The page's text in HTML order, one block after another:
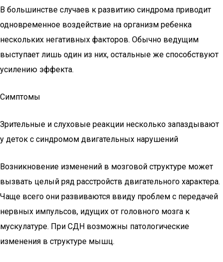
В большинстве случаев к развитию синдрома приводит
одновременное воздействие на организм ребенка
нескольких негативных факторов. Обычно ведущим
выступает лишь один из них, остальные же способствуют
усилению эффекта.
Симптомы
Зрительные и слуховые реакции несколько запаздывают
у деток с синдромом двигательных нарушений
Возникновение изменений в мозговой структуре может
вызвать целый ряд расстройств двигательного характера.
Чаще всего они развиваются ввиду проблем с передачей
нервных импульсов, идущих от головного мозга к
мускулатуре. При СДН возможны патологические
изменения в структуре мышц.